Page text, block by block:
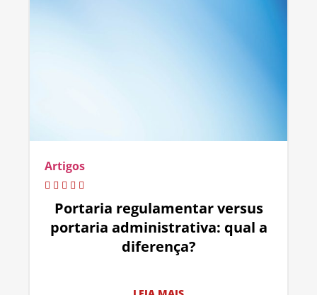
Artigos
Portaria regulamentar versus
portaria administrativa: qual a
diferença?